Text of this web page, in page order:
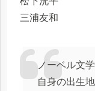
三浦友和
ノーベル文
自身の出生